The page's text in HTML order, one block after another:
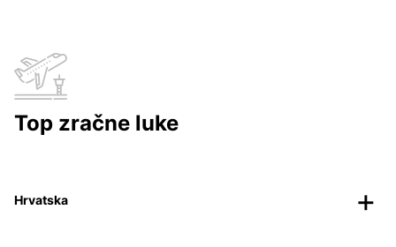
Top zračne luke
Hrvatska